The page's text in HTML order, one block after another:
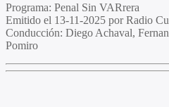
Programa: Penal Sin VARrera
Emitido el 13-11-2025 por Radio
Conducción: Diego Achaval,
Pomiro